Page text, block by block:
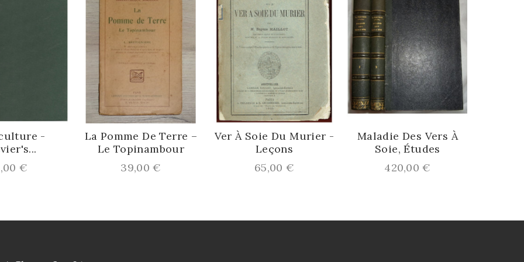
-
€
La Pomme De Terre –
Le Topinambour
Prix
39,00 €
Ver À Soie Du Murier -
Leçons
Prix
65,00 €
Maladie Des Vers À
Soie, Études
Prix
420,00 €